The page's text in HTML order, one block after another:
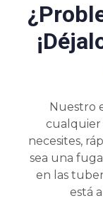
Nuestro
cualquier
necesites,
sea una
en las
está